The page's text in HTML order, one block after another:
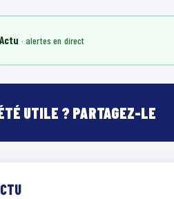
UTILE ? PARTAGEZ-LE